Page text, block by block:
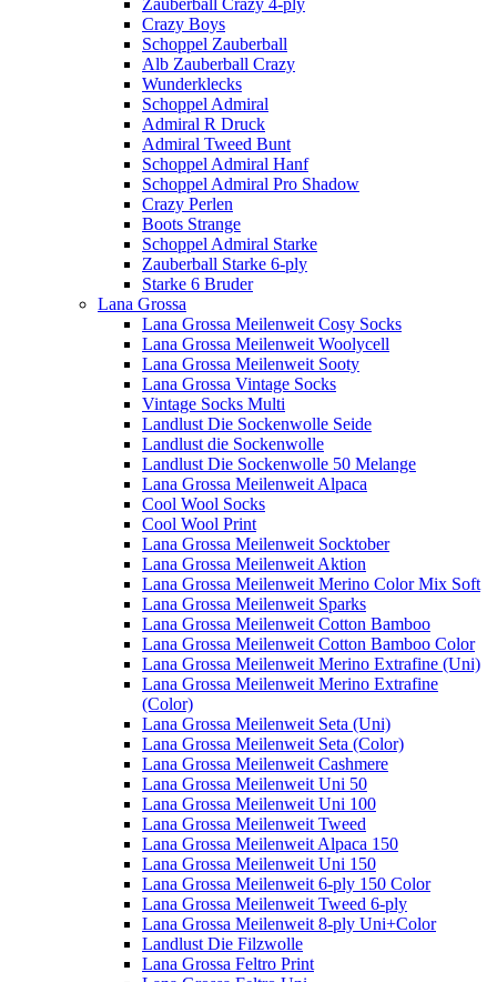
Crazy Boys
Schoppel Zauberball
Alb Zauberball Crazy
Wunderklecks
Schoppel Admiral
Admiral R Druck
Admiral Tweed Bunt
Schoppel Admiral Hanf
Schoppel Admiral Pro Shadow
Crazy Perlen
Boots Strange
Schoppel Admiral Starke
Zauberball Starke 6-ply
Starke 6 Bruder
Lana Grossa
Lana Grossa Meilenweit Cosy Socks
Lana Grossa Meilenweit Woolycell
Lana Grossa Meilenweit Sooty
Lana Grossa Vintage Socks
Vintage Socks Multi
Landlust Die Sockenwolle Seide
Landlust die Sockenwolle
Landlust Die Sockenwolle 50 Melange
Lana Grossa Meilenweit Alpaca
Cool Wool Socks
Cool Wool Print
Lana Grossa Meilenweit Socktober
Lana Grossa Meilenweit Aktion
Lana Grossa Meilenweit Merino Color Mix Soft
Lana Grossa Meilenweit Sparks
Lana Grossa Meilenweit Cotton Bamboo
Lana Grossa Meilenweit Cotton Bamboo Color
Lana Grossa Meilenweit Merino Extrafine (Uni)
Lana Grossa Meilenweit Merino Extrafine
(Color)
Lana Grossa Meilenweit Seta (Uni)
Lana Grossa Meilenweit Seta (Color)
Lana Grossa Meilenweit Cashmere
Lana Grossa Meilenweit Uni 50
Lana Grossa Meilenweit Uni 100
Lana Grossa Meilenweit Tweed
Lana Grossa Meilenweit Alpaca 150
Lana Grossa Meilenweit Uni 150
Lana Grossa Meilenweit 6-ply 150 Color
Lana Grossa Meilenweit Tweed 6-ply
Lana Grossa Meilenweit 8-ply Uni+Color
Landlust Die Filzwolle
Lana Grossa Feltro Print